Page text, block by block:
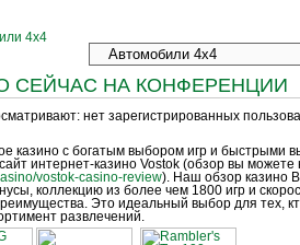
4х4
СЕЙЧАС НА КОНФЕРЕНЦИИ
нет зарегистрированных
казино с богатым выбором игр и быстрыми
интернет-казино Vostok (обзор вы можете
vostok-casino-review). Наш обзор казино
коллекцию из более чем 1800 игр и
Это идеальный выбор для тех,
развлечений.